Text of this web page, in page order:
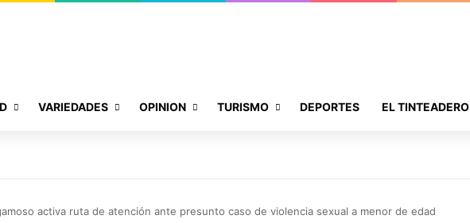
VARIEDADES OPINION TURISMO DEPORTES EL TINTEADERO
activa ruta de atención ante presunto caso de violencia sexual a menor de edad